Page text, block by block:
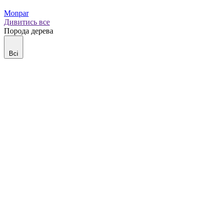
Monpar
Дивитись все
Порода дерева
Всі